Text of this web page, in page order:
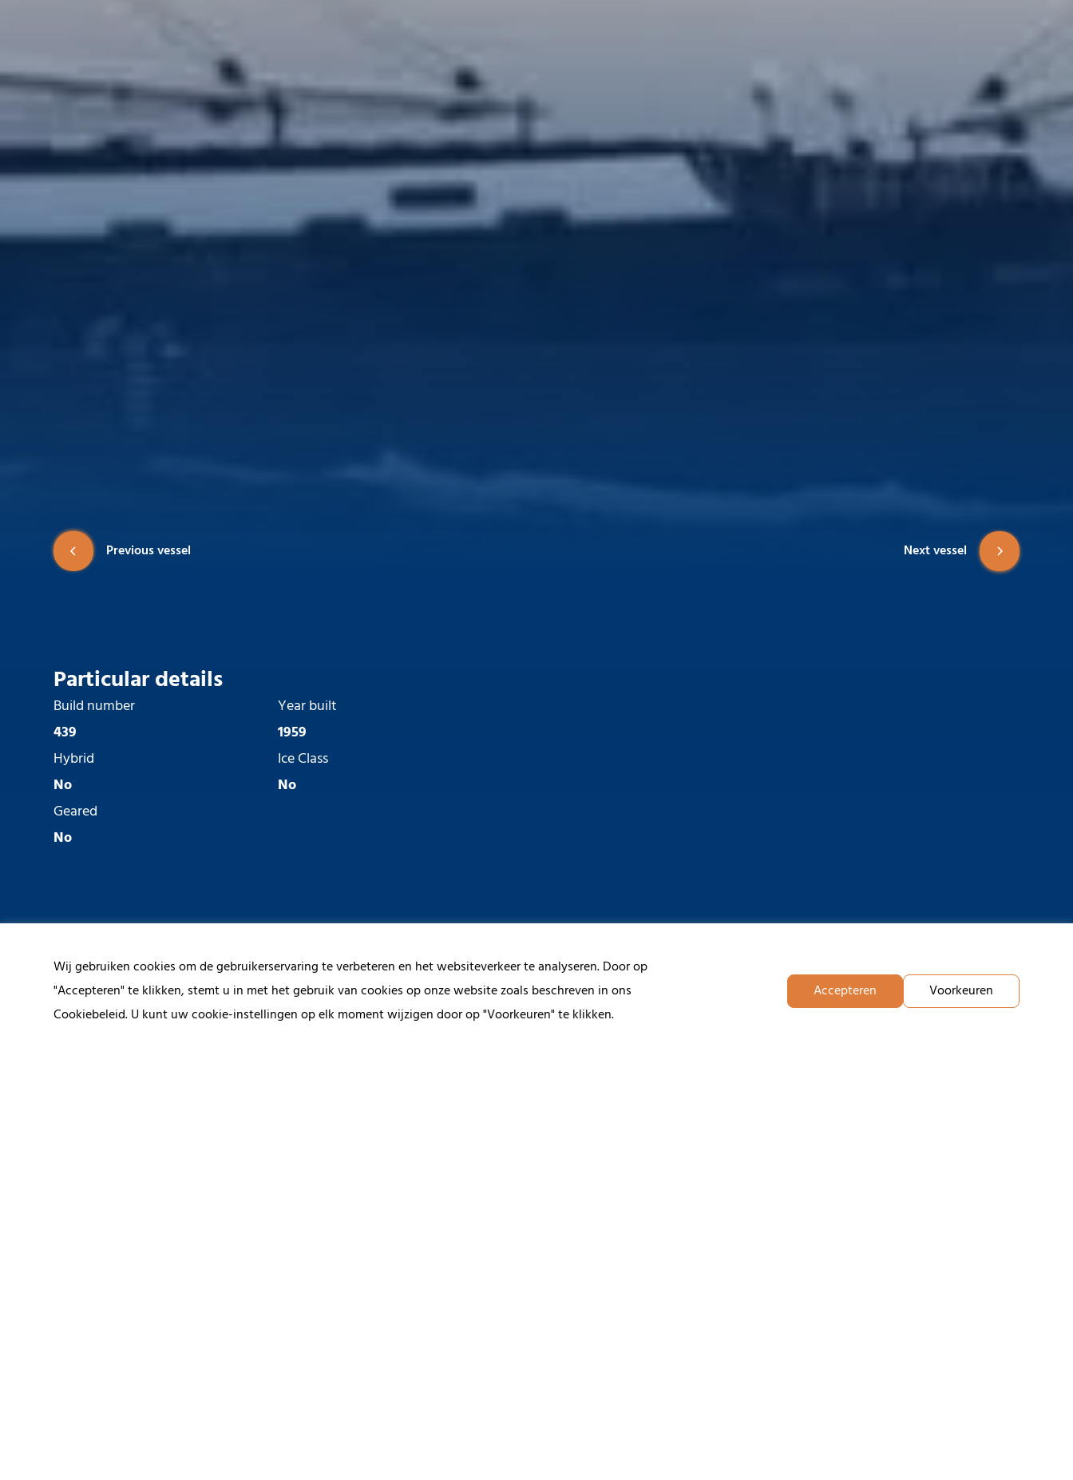
Previous vessel Next vessel
Particular details
Build number
439
Year built
1959
Hybrid
No
Ice Class
No
Geared
No
Contact us
Wij gebruiken cookies om de gebruikerservaring te verbeteren en het websiteverkeer te analyseren. Door op
"Accepteren" te klikken, stemt u in met het gebruik van cookies op onze website zoals beschreven in ons
Cookiebeleid. U kunt uw cookie-instellingen op elk moment wijzigen door op "Voorkeuren" te klikken.
Voorkeuren
Accepteren